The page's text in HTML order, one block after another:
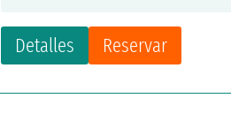
Detalles Reservar